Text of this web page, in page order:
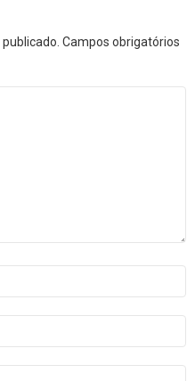
Campos obrigatórios